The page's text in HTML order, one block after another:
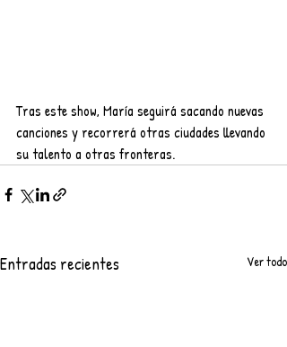
Tras este show, María seguirá sacando nuevas
canciones y recorrerá otras ciudades llevando
su talento a otras fronteras.
Entradas recientes Ver todo